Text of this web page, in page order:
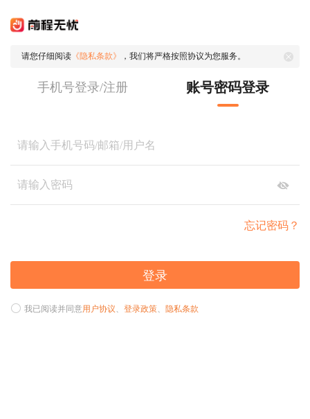
请您仔细阅读 《隐私条款》 ，我们将严格按照协议为您服务。
手机号登录/注册 账号密码登录
忘记密码？
登录
我已阅读并同意用户协议、 登录政策、 隐私条款